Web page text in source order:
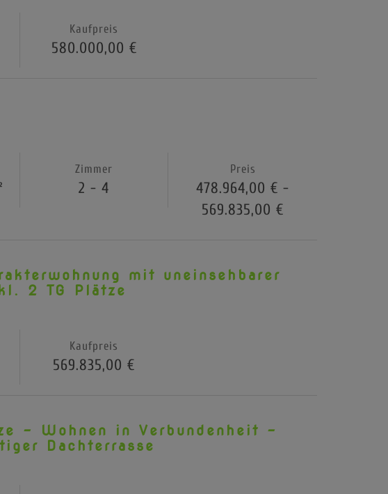
Kaufpreis
580.000,00 €
Zimmer
2 - 4
Preis
478.964,00 € -
569.835,00 €
mit uneinsehbarer
2 TG Plätze
Kaufpreis
569.835,00 €
- Wohnen in Verbundenheit -
Dachterrasse